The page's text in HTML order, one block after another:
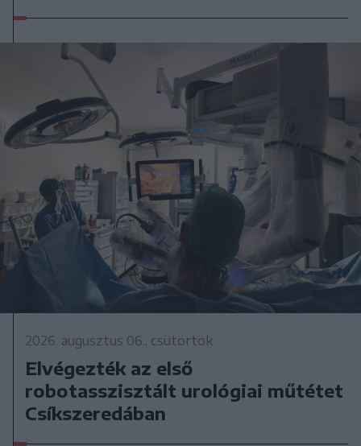
2026. augusztus 06., csütörtök
Elvégezték az első
robotasszisztált urológiai műtétet
Csíkszeredában